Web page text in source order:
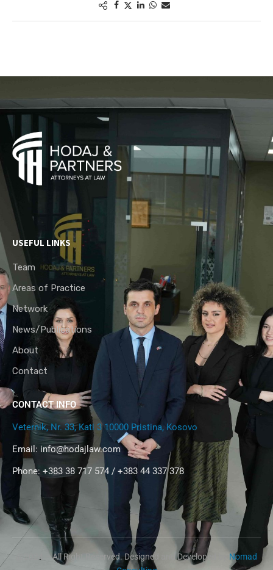
USEFUL LINKS
Team
Areas of Practice
Network
News/Publications
About
Contact
CONTACT INFO
Veternik, Nr. 33, Kati 3 10000 Pristina, Kosovo
Email: info@hodajlaw.com
Phone: +383 38 717 574 / +383 44 337 378
@2024 – All Right Reserved. Designed and Developed by Nomad